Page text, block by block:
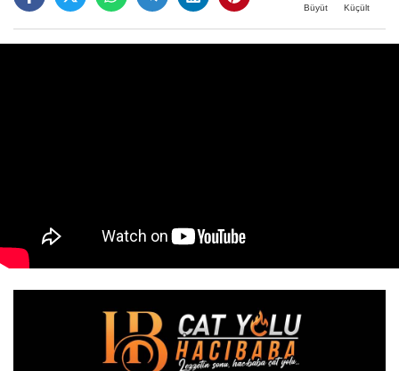
Büyüt Küçült